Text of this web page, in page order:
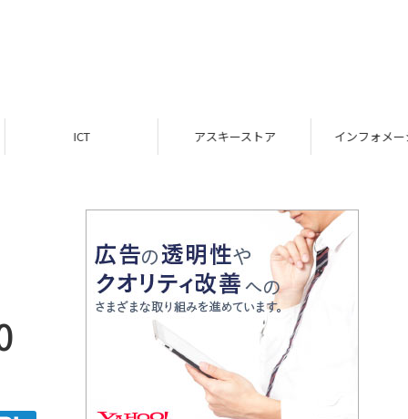
アスキーストア インフォメーション